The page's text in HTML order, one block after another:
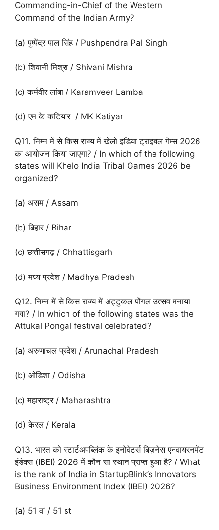
Commanding-in-Chief of the Western
Command of the Indian Army?
(a) पुष्पेंद्र पाल सिंह / Pushpendra Pal Singh
(b) शिवानी मिश्रा / Shivani Mishra
(c) कर्मवीर लांबा / Karamveer Lamba
(d) एम के कटियार / MK Katiyar
Q11. निम्न में से किस राज्य में खेलो इंडिया ट्राइबल गेम्स 2026
का आयोजन किया जाएगा? / In which of the following
states will Khelo India Tribal Games 2026 be
organized?
(a) असम / Assam
(b) बिहार / Bihar
(c) छत्तीसगढ़ / Chhattisgarh
(d) मध्य प्रदेश / Madhya Pradesh
Q12. निम्न में से किस राज्य में अट्टुकल पोंगल उत्सव मनाया
गया? / In which of the following states was the
Attukal Pongal festival celebrated?
(a) अरुणाचल प्रदेश / Arunachal Pradesh
(b) ओडिशा / Odisha
(c) महाराष्ट्र / Maharashtra
(d) केरल / Kerala
Q13. भारत को स्टार्टअपब्लिंक के इनोवेटर्स बिज़नेस एनवायरनमेंट
इंडेक्स (IBEI) 2026 में कौन सा स्थान प्राप्त हुआ है? / What
is the rank of India in StartupBlink’s Innovators
Business Environment Index (IBEI) 2026?
(a) 51 वां / 51 st